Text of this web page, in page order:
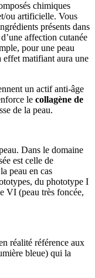
chimiques
ou artificielle. Vous
présents dans
affection cutanée
pour une peau
effet matifiant aura une
un actif anti-âge
le collagène de
de la peau.
Dans le domaine
est celle de
peau en cas
du phototype I
VI (peau très foncée,
réalité référence aux
bleue) qui la